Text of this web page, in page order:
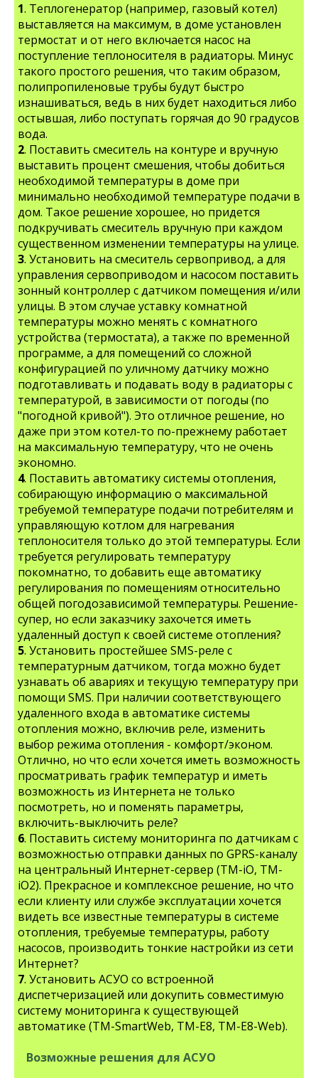
1. Теплогенератор (например, газовый котел)
выставляется на максимум, в доме установлен
термостат и от него включается насос на
поступление теплоносителя в радиаторы. Минус
такого простого решения, что таким образом,
полипропиленовые трубы будут быстро
изнашиваться, ведь в них будет находиться либо
остывшая, либо поступать горячая до 90 градусов
вода.
2. Поставить смеситель на контуре и вручную
выставить процент смешения, чтобы добиться
необходимой температуры в доме при
минимально необходимой температуре подачи в
дом. Такое решение хорошее, но придется
подкручивать смеситель вручную при каждом
существенном изменении температуры на улице.
3. Установить на смеситель сервопривод, а для
управления сервоприводом и насосом поставить
зонный контроллер с датчиком помещения и/или
улицы. В этом случае уставку комнатной
температуры можно менять с комнатного
устройства (термостата), а также по временной
программе, а для помещений со сложной
конфигурацией по уличному датчику можно
подготавливать и подавать воду в радиаторы с
температурой, в зависимости от погоды (по
"погодной кривой"). Это отличное решение, но
даже при этом котел-то по-прежнему работает
на максимальную температуру, что не очень
экономно.
4. Поставить автоматику системы отопления,
собирающую информацию о максимальной
требуемой температуре подачи потребителям и
управляющую котлом для нагревания
теплоносителя только до этой температуры. Если
требуется регулировать температуру
покомнатно, то добавить еще автоматику
регулирования по помещениям относительно
общей погодозависимой температуры. Решение-
супер, но если заказчику захочется иметь
удаленный доступ к своей системе отопления?
5. Установить простейшее SMS-реле с
температурным датчиком, тогда можно будет
узнавать об авариях и текущую температуру при
помощи SMS. При наличии соответствующего
удаленного входа в автоматике системы
отопления можно, включив реле, изменить
выбор режима отопления - комфорт/эконом.
Отлично, но что если хочется иметь возможность
просматривать график температур и иметь
возможность из Интернета не только
посмотреть, но и поменять параметры,
включить-выключить реле?
6. Поставить систему мониторинга по датчикам с
возможностью отправки данных по GPRS-каналу
на центральный Интернет-сервер (TM-iO, TM-
iO2). Прекрасное и комплексное решение, но что
если клиенту или службе эксплуатации хочется
видеть все известные температуры в системе
отопления, требуемые температуры, работу
насосов, производить тонкие настройки из сети
Интернет?
7. Установить АСУО со встроенной
диспетчеризацией или докупить совместимую
систему мониторинга к существующей
автоматике (TM-SmartWeb, TM-E8, TM-E8-Web).
Возможные решения для АСУО